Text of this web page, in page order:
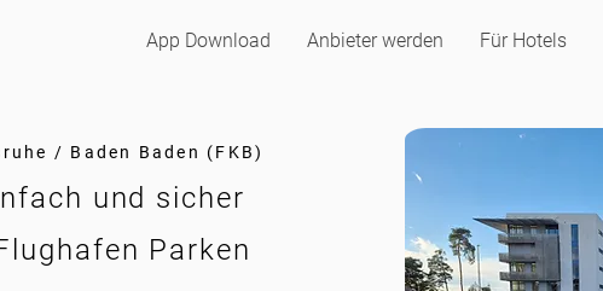
App Download Anbieter werden Für Hotels
/ Baden Baden (FKB)
und sicher
Parken